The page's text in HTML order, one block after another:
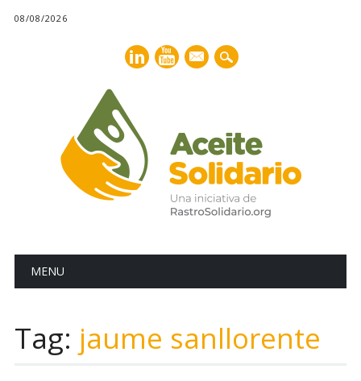
08/08/2026
mail
Main menu
MENU
Tag: jaume sanllorente